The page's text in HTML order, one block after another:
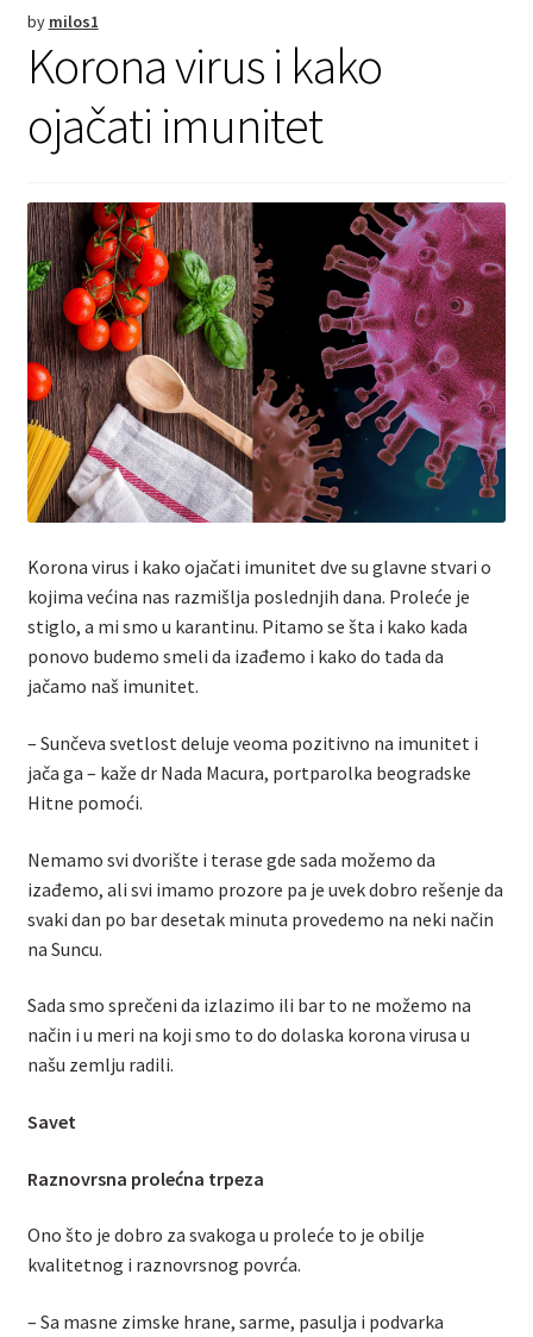
Kontakt
by milos1
Korona virus i kako
ojačati imunitet
Korona virus i kako ojačati imunitet dve su glavne stvari o
kojima većina nas razmišlja poslednjih dana. Proleće je
stiglo, a mi smo u karantinu. Pitamo se šta i kako kada
ponovo budemo smeli da izađemo i kako do tada da
jačamo naš imunitet.
– Sunčeva svetlost deluje veoma pozitivno na imunitet i
jača ga – kaže dr Nada Macura, portparolka beogradske
Hitne pomoći.
Nemamo svi dvorište i terase gde sada možemo da
izađemo, ali svi imamo prozore pa je uvek dobro rešenje da
svaki dan po bar desetak minuta provedemo na neki način
na Suncu.
Sada smo sprečeni da izlazimo ili bar to ne možemo na
način i u meri na koji smo to do dolaska korona virusa u
našu zemlju radili.
Savet
Raznovrsna prolećna trpeza
Ono što je dobro za svakoga u proleće to je obilje
kvalitetnog i raznovrsnog povrća.
– Sa masne zimske hrane, sarme, pasulja i podvarka